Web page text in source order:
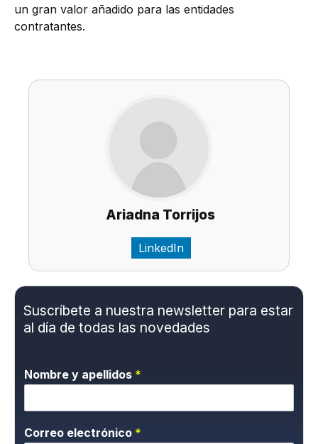
un gran valor añadido para las entidades
contratantes.
Ariadna Torrijos
LinkedIn
Suscríbete a nuestra newsletter para estar
al día de todas las novedades
Nombre y apellidos *
Correo electrónico *